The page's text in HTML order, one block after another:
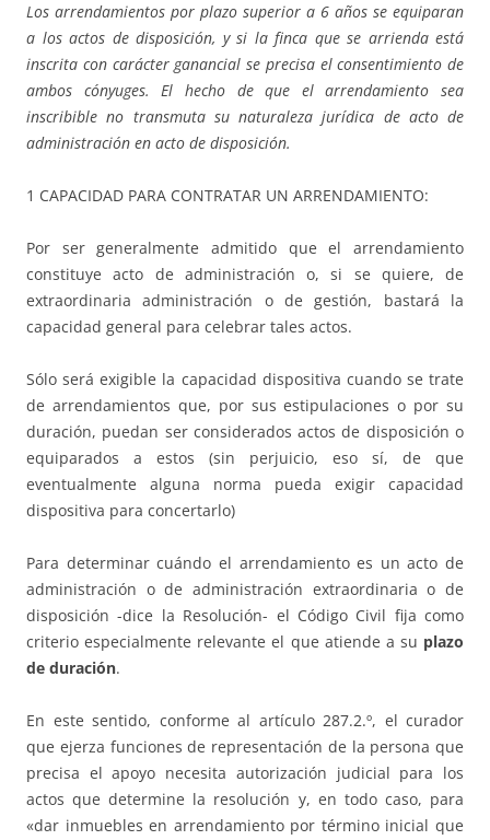
Los arrendamientos por plazo superior a 6 años se equiparan
a los actos de disposición, y si la finca que se arrienda está
inscrita con carácter ganancial se precisa el consentimiento de
ambos cónyuges. El hecho de que el arrendamiento sea
inscribible no transmuta su naturaleza jurídica de acto de
administración en acto de disposición.
1 CAPACIDAD PARA CONTRATAR UN ARRENDAMIENTO:
Por ser generalmente admitido que el arrendamiento
constituye acto de administración o, si se quiere, de
extraordinaria administración o de gestión, bastará la
capacidad general para celebrar tales actos.
Sólo será exigible la capacidad dispositiva cuando se trate
de arrendamientos que, por sus estipulaciones o por su
duración, puedan ser considerados actos de disposición o
equiparados a estos (sin perjuicio, eso sí, de que
eventualmente alguna norma pueda exigir capacidad
dispositiva para concertarlo)
Para determinar cuándo el arrendamiento es un acto de
administración o de administración extraordinaria o de
disposición -dice la Resolución- el Código Civil fija como
criterio especialmente relevante el que atiende a su plazo
de duración.
En este sentido, conforme al artículo 287.2.º, el curador
que ejerza funciones de representación de la persona que
precisa el apoyo necesita autorización judicial para los
actos que determine la resolución y, en todo caso, para
«dar inmuebles en arrendamiento por término inicial que